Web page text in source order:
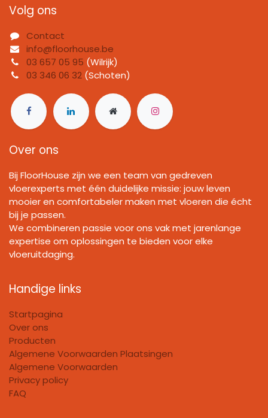
Volg ons
Contact
info@floorhouse.be
03 657 05 95 (Wilrijk)
03 346 06 32 (Schoten)
Over ons
Bij FloorHouse zijn we een team van gedreven
vloerexperts met één duidelijke missie: jouw leven
mooier en comfortabeler maken met vloeren die écht
bij je passen.
We combineren passie voor ons vak met jarenlange
expertise om oplossingen te bieden voor elke
vloeruitdaging.
Handige links
Startpagina
Over ons
Producten
Algemene Voorwaarden Plaatsingen
Algemene Voorwaarden
Privacy policy
FAQ